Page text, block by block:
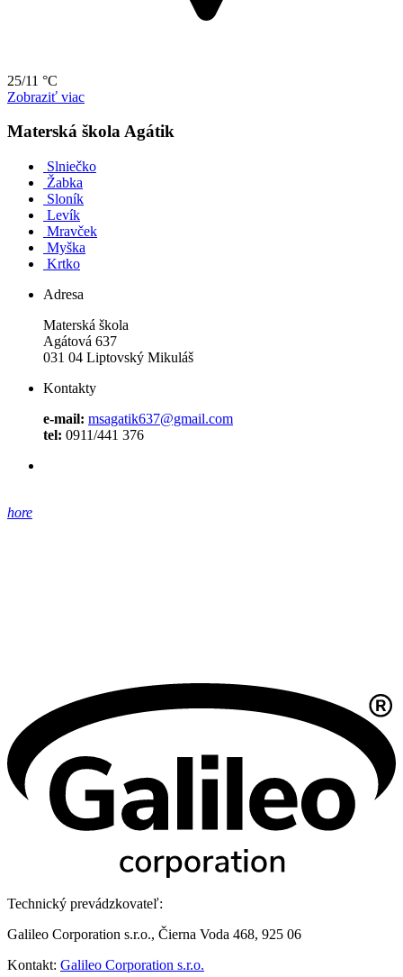
25/11 °C
Zobraziť viac
Materská škola Agátik
Slniečko
Žabka
Sloník
Levík
Mravček
Myška
Krtko
Adresa
Materská škola
Agátová 637
031 04 Liptovský Mikuláš
Kontakty
e-mail: msagatik637@gmail.com
tel: 0911/441 376
hore
Technický prevádzkovateľ:
Galileo Corporation s.r.o., Čierna Voda 468, 925 06
Kontakt: Galileo Corporation s.r.o.